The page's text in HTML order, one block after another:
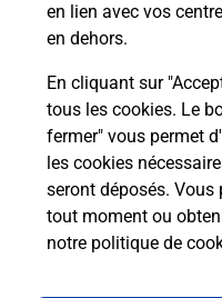
en lien avec vos
en dehors.
En cliquant sur
tous les cookies. Le
fermer" vous permet
les cookies
seront déposés.
tout moment ou
notre politique de
Itinéraire
Localiser Liste Boîtes aux
Bairon Et Ses Environs